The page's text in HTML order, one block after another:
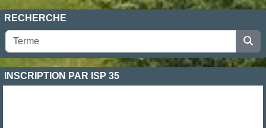
RECHERCHE
INSCRIPTION PAR ISP 35